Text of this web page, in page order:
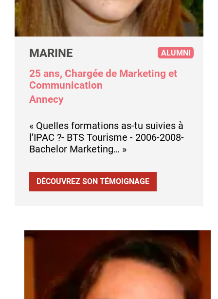
MARINE
25 ans, Chargée de Marketing et
Communication
Annecy
« Quelles formations as-tu suivies à
l’IPAC ?- BTS Tourisme - 2006-2008-
Bachelor Marketing… »
ALUMNI
DÉCOUVREZ SON TÉMOIGNAGE